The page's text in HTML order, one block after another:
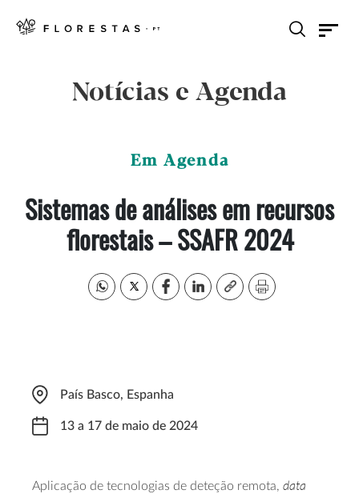
Notícias e Agenda
Em Agenda
Sistemas de análises em recursos
florestais – SSAFR 2024
País Basco, Espanha
13 a 17 de maio de 2024
Aplicação de tecnologias de deteção remota, data